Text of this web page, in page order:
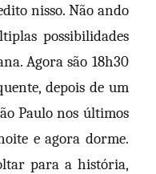
nisso. Não ando
possibilidades
Agora são 18h30
depois de um
Paulo nos últimos
e agora dorme.
para a história,